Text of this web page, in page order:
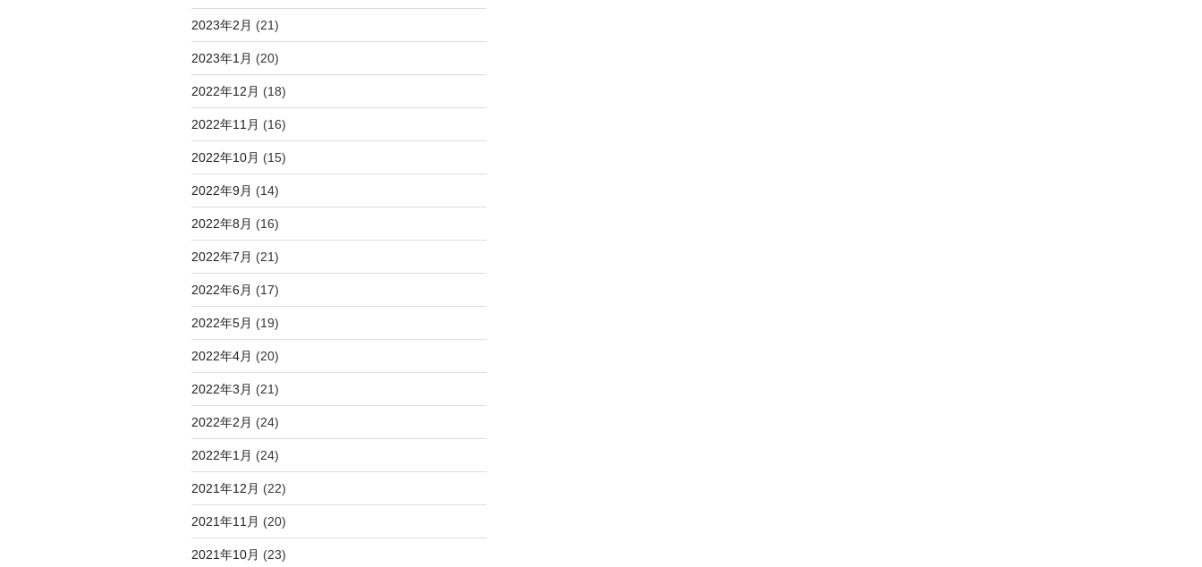
2023年2月 (21)
2023年1月 (20)
2022年12月 (18)
2022年11月 (16)
2022年10月 (15)
2022年9月 (14)
2022年8月 (16)
2022年7月 (21)
2022年6月 (17)
2022年5月 (19)
2022年4月 (20)
2022年3月 (21)
2022年2月 (24)
2022年1月 (24)
2021年12月 (22)
2021年11月 (20)
2021年10月 (23)